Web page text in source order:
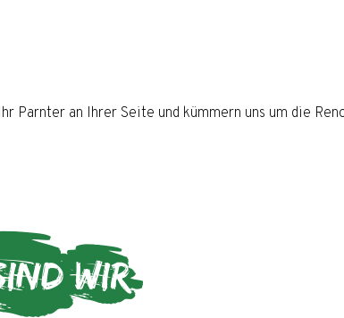
Parnter an Ihrer Seite und kümmern uns um die